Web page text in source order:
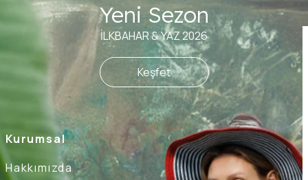
Kurumsal
Hakkımızda
Yeni Sezon
İLKBAHAR & YAZ 2026
Keşfet